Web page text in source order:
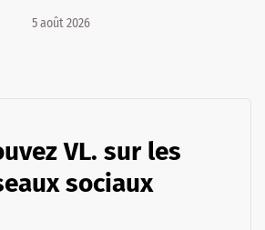
5 août 2026
VL. sur les
sociaux